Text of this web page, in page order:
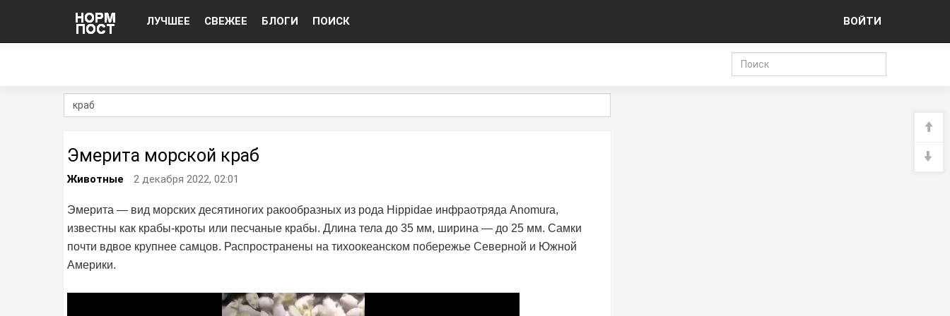
ЛУЧШЕЕ СВЕЖЕЕ БЛОГИ ПОИСК ВОЙТИ
Эмерита морской краб
Животные 2 декабря 2022, 02:01
Эмерита — вид морских десятиногих ракообразных из рода Hippidae инфраотряда Anomura,
известны как крабы-кроты или песчаные крабы. Длина тела до 35 мм, ширина — до 25 мм. Самки
почти вдвое крупнее самцов. Распространены на тихоокеанском побережье Северной и Южной
Америки.